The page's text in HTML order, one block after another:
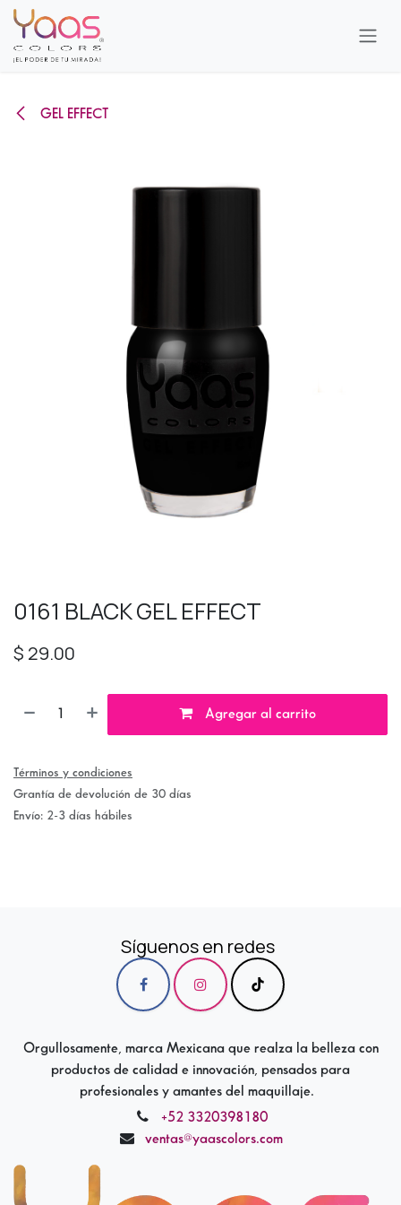
Ir al contenido
GEL EFFECT
0161 BLACK GEL EFFECT
$ 29.00
Agregar al carrito
Términos y condiciones
Grantía de devolución de 30 días
Envío: 2-3 días hábiles
Síguenos en redes
Orgullosamente, marca Mexicana que realza la belleza con
productos de calidad e innovación, pensados para
profesionales y amantes del maquillaje.
+52 3320398180
ventas@yaascolors.com